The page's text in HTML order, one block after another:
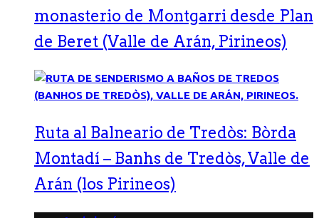
monasterio de Montgarri desde Plan
de Beret (Valle de Arán, Pirineos)
Ruta al Balneario de Tredòs: Bòrda
Montadí – Banhs de Tredòs, Valle de
Arán (los Pirineos)